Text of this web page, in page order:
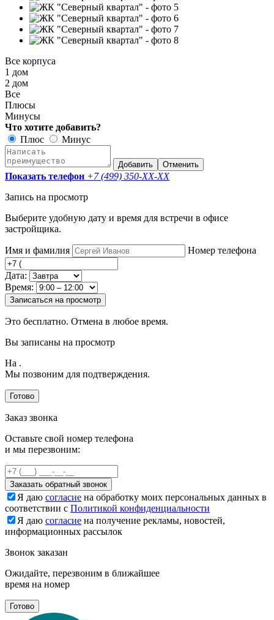
Все корпуса
1 дом
2 дом
Все
Плюсы
Минусы
Что хотите добавить?
Плюс
Минус
Добавить Отменить
Показать телефон +7 (499) 350-XX-XX
Запись на просмотр
Выберите удобную дату и время для встречи в офисе
застройщика.
Имя и фамилия Номер телефона
Дата:
Время:
Записаться на просмотр
Это бесплатно. Отмена в любое время.
Вы записаны на просмотр
На .
Мы позвоним для подтверждения.
Готово
Заказ звонка
Оставьте свой номер телефона
и мы перезвоним:
Заказать обратный звонок
Я даю согласие на обработку моих персональных данных в
соответствии с Политикой конфиденциальности
Я даю согласие на получение рекламы, новостей,
информационных рассылок
Звонок заказан
Ожидайте, перезвоним в ближайшее
время на номер
Готово